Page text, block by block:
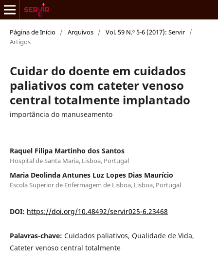
Página de Início / Arquivos / Vol. 59 N.º 5-6 (2017): Servir /
Artigos
Cuidar do doente em cuidados
paliativos com cateter venoso
central totalmente implantado
importância do manuseamento
Raquel Filipa Martinho dos Santos
Hospital de Santa Maria, Lisboa, Portugal
Maria Deolinda Antunes Luz Lopes Dias Maurício
Escola Superior de Enfermagem de Lisboa, Lisboa, Portugal
DOI: https://doi.org/10.48492/servir025-6.23468
Palavras-chave: Cuidados paliativos, Qualidade de Vida,
Cateter venoso central totalmente